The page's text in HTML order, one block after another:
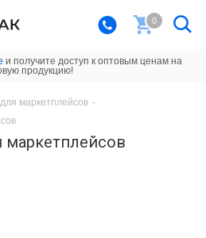
0
и получите доступ к оптовым ценам на
продукцию!
маркетплейсов -